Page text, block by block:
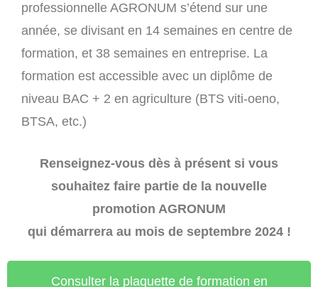
professionnelle AGRONUM s’étend sur une
année, se divisant en 14 semaines en centre de
formation, et 38 semaines en entreprise. La
formation est accessible avec un diplôme de
niveau BAC + 2 en agriculture (BTS viti-oeno,
BTSA, etc.)
Renseignez-vous dès à présent si vous
souhaitez faire partie de la nouvelle
promotion AGRONUM
qui démarrera au mois de septembre 2024 !
Consulter la plaquette de formation en